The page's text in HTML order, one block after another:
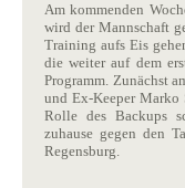
Am kommenden
wird der Mannschaft
Training aufs Eis
die weiter auf dem
Programm. Zunächst
und Ex-Keeper
Rolle des Backups
zuhause gegen den
Regensburg.